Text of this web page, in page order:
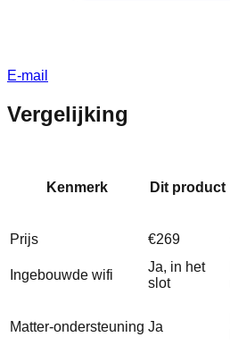
E-mail
Vergelijking
Kenmerk Dit product
Prijs
€269
Ingebouwde wifi
Ja, in het
slot
Matter‑ondersteuning Ja